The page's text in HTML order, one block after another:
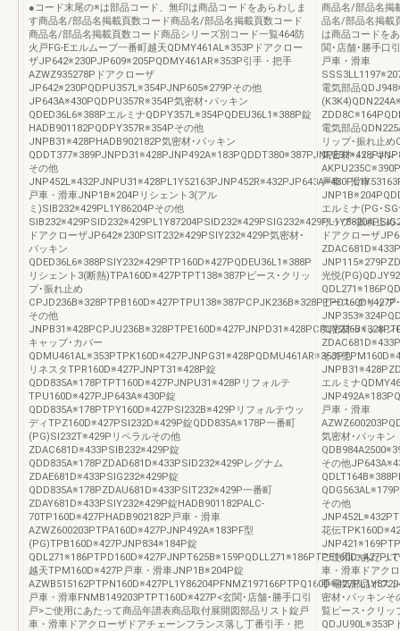
●コード末尾の※は部品コード、無印は商品コードをあらわしま
す商品名/部品名掲載頁数コード商品名/部品名掲載頁数コード
商品名/部品名掲載頁数コード商品シリーズ別コード一覧464防
火戸FG-Eエルムーブ一番町越天QDMY461AL※353Pドアクロー
ザJP642※230PJP609※205PQDMY461AR※353P引手・把手
AZWZ935278Pドアクローザ
JP642※230PQDPU357L※354PJNP605※279Pその他
JP643A※430PQDPU357R※354P気密材･パッキン
QDED36L6※388PエルミナQDPY357L※354PQDEU36L1※388P錠
HADB901182PQDPY357R※354Pその他
JNPB31※428PHADB902182P気密材･パッキン
その他
戸車・滑車JNP1B※204Pリシェント3(アル
ミ)SIB232※429PL1Y86204Pその他
ドアクローザJP642※230PSIT232※429PSIY232※429P気密材･
パッキン
QDED36L6※388PSIY232※429PTP160D※427PQDEU36L1※388P
リシェント3(断熱)TPA160D※427PTPT138※387Pピース･クリッ
プ･振れ止め
CPJD236B※328PTPB160D※427PTPU138※387PCPJK236B※328PTPD160D※427P
その他
キャップ･カバー
リネスタTPR160D※427PJNPT31※428P錠
QDD835A※178PTPT160D※427PJNPU31※428Pリフォルテ
TPU160D※427PJP643A※430P錠
QDD835A※178PTPY160D※427PSI232B※429Pリフォルテウッ
ディTPZ160D※427PSI232D※429P錠QDD835A※178P一番町
(PG)SI232T※429Pリペラルその他
ZDAC681D※433PSIB232※429P錠
QDD835A※178PZDAD681D※433PSID232※429Pレグナム
ZDAE681D※433PSIG232※429P錠
QDD835A※178PZDAU681D※433PSIT232※429P一番町
ZDAY681D※433PSIY232※429P錠HADB901182PALC-
70TP160D※427PHADB902182P戸車・滑車
AZWZ600203PTPA160D※427PJNP492A※183PF型
(PG)TPB160D※427PJNP834※184P錠
越天TPM160D※427P戸車・滑車JNP1B※204P錠
戸車・滑車FNMB149203PTPT160D※427P<玄関･店舗･勝手口引
戸>ご使用にあたって商品年譜表商品取付展開図部品リスト錠戸
車・滑車ドアクローザドアチェーンフランス落し丁番引手・把
商品名/部品名掲
品名/部品名掲載
は商品コードを
関･店舗･勝手口
戸車・滑車
電気部品
電気部品
リップ･振れ止
気密材･パッキン
戸車・滑車
エルミナ(PG･
リップ･振れ止
ドアクローザ
光悦
ピース･クリップ
気密材･パッキン
その他
エルミナ
戸車・滑車
気密材･パッキン
その他
その他
花伝
ご使用にあたっ
車・滑車ドアク
手電気部品ポス
密材･パッキンそ
覧ピース･クリッ
QDJU90L※353P